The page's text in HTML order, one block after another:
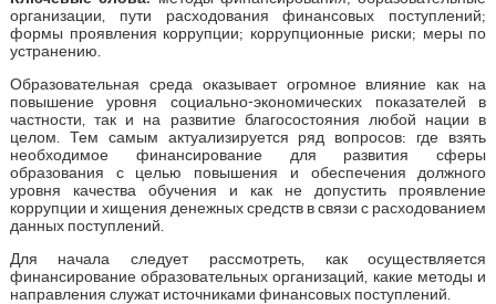
организации, пути расходования финансовых поступлений;
формы проявления коррупции; коррупционные риски; меры по
устранению.
Образовательная среда оказывает огромное влияние как на
повышение уровня социально-экономических показателей в
частности, так и на развитие благосостояния любой нации в
целом. Тем самым актуализируется ряд вопросов: где взять
необходимое финансирование для развития сферы
образования с целью повышения и обеспечения должного
уровня качества обучения и как не допустить проявление
коррупции и хищения денежных средств в связи с расходованием
данных поступлений.
Для начала следует рассмотреть, как осуществляется
финансирование образовательных организаций, какие методы и
направления служат источниками финансовых поступлений.